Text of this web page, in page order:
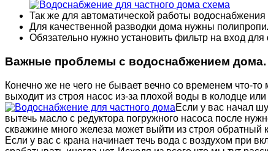
Так же для автоматической работы
Для качественной разводки дома нужны
Обязательно нужно установить фильтр на вход
Важные проблемы с водоснабжением дома.
Конечно же не чего не бывает вечно со временем что-
выходит из строя насос из-за плохой воды в колодце
Если у вас начал
вытечь масло с редуктора погружного насоса после
скважине много железа может выйти из строя
Если у вас с крана начинает течь вода с воздухом при